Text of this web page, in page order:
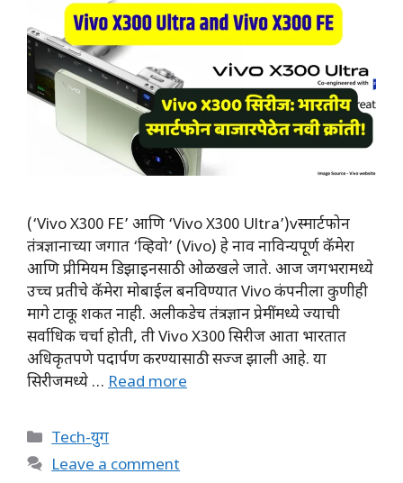
(‘Vivo X300 FE’ आणि ‘Vivo X300 Ultra’)vस्मार्टफोन
तंत्रज्ञानाच्या जगात ‘व्हिवो’ (Vivo) हे नाव नाविन्यपूर्ण कॅमेरा
आणि प्रीमियम डिझाइनसाठी ओळखले जाते. आज जगभरामध्ये
उच्च प्रतीचे कॅमेरा मोबाईल बनविण्यात Vivo कंपनीला कुणीही
मागे टाकू शकत नाही. अलीकडेच तंत्रज्ञान प्रेमींमध्ये ज्याची
सर्वाधिक चर्चा होती, ती Vivo X300 सिरीज आता भारतात
अधिकृतपणे पदार्पण करण्यासाठी सज्ज झाली आहे. या
सिरीजमध्ये … Read more
Categories
Tech-युग
Leave a comment